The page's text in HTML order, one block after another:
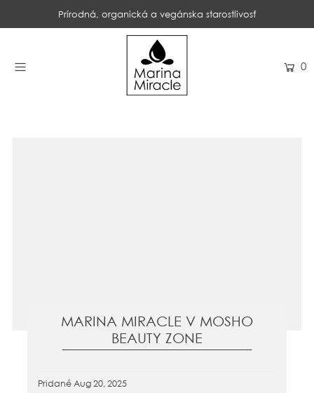
Prírodná, organická a vegánska starostlivosť
0
MARINA MIRACLE V MOSHO
BEAUTY ZONE
Pridané Aug 20, 2025
DOMOV